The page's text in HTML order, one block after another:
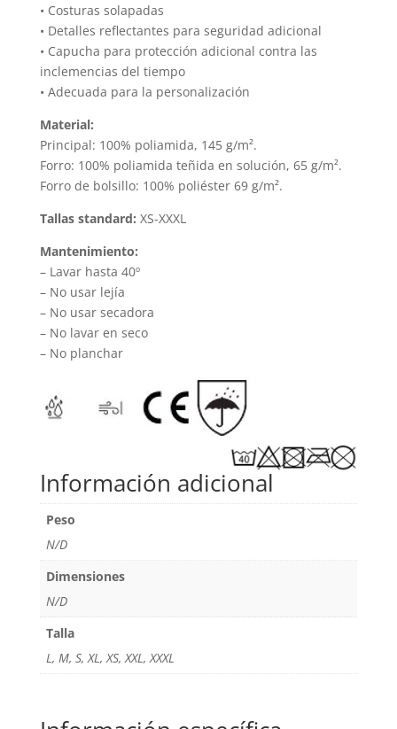
• Costuras solapadas
• Detalles reflectantes para seguridad adicional
• Capucha para protección adicional contra las
inclemencias del tiempo
• Adecuada para la personalización
Material:
Principal: 100% poliamida, 145 g/m².
Forro: 100% poliamida teñida en solución, 65 g/m².
Forro de bolsillo: 100% poliéster 69 g/m².
Tallas standard: XS-XXXL
Mantenimiento:
– Lavar hasta 40º
– No usar lejía
– No usar secadora
– No lavar en seco
– No planchar
Información adicional
Peso
N/D
Dimensiones
N/D
Talla
L, M, S, XL, XS, XXL, XXXL